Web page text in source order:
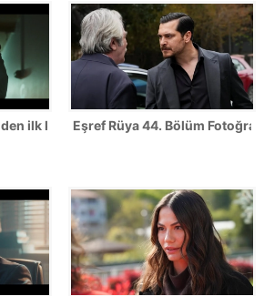
ilk karelerEşref Rüya 44. Bölüm